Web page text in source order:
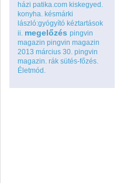
házi patika.com kiskegyed.
konyha. késmárki
lászló:gyógyító kéztartások
ii. megelőzés pingvin
magazin pingvin magazin
2013 március 30. pingvin
magazin. rák sütés-főzés.
Életmód.